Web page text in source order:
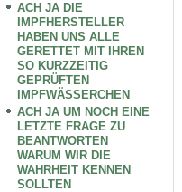
ACH JA DIE
IMPFHERSTELLER
HABEN UNS ALLE
GERETTET MIT IHREN
SO KURZZEITIG
GEPRÜFTEN
IMPFWÄSSERCHEN
ACH JA UM NOCH EINE
LETZTE FRAGE ZU
BEANTWORTEN
WARUM WIR DIE
WAHRHEIT KENNEN
SOLLTEN